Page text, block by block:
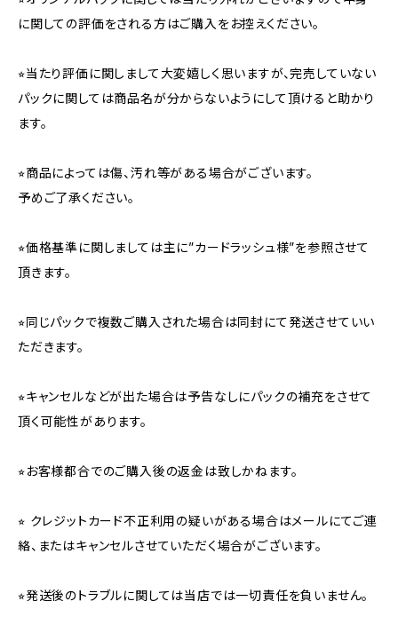
に関しての評価をされる方はご購入をお控えください。
⭐︎当たり評価に関しまして大変嬉しく思いますが、完売していない
パックに関しては商品名が分からないようにして頂けると助かり
ます。
⭐︎商品によっては傷、汚れ等がある場合がございます。
予めご了承ください。
⭐︎価格基準に関しましては主に”カードラッシュ様”を参照させて
頂きます。
⭐︎同じパックで複数ご購入された場合は同封にて発送させていい
ただきます。
⭐︎キャンセルなどが出た場合は予告なしにパックの補充をさせて
頂く可能性があります。
⭐︎お客様都合でのご購入後の返金は致しかねます。
⭐︎ クレジットカード不正利用の疑いがある場合はメールにてご連
絡、またはキャンセルさせていただく場合がございます。
⭐︎発送後のトラブルに関しては当店では一切責任を負いません。